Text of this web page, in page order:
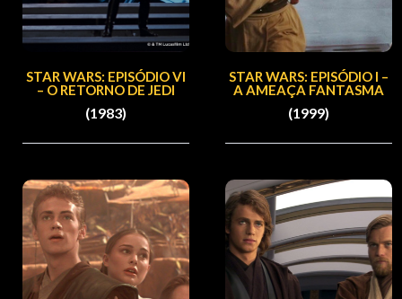
STAR WARS: EPISÓDIO VI
– O RETORNO DE JEDI
(1983)
STAR WARS: EPISÓDIO I –
A AMEAÇA FANTASMA
(1999)